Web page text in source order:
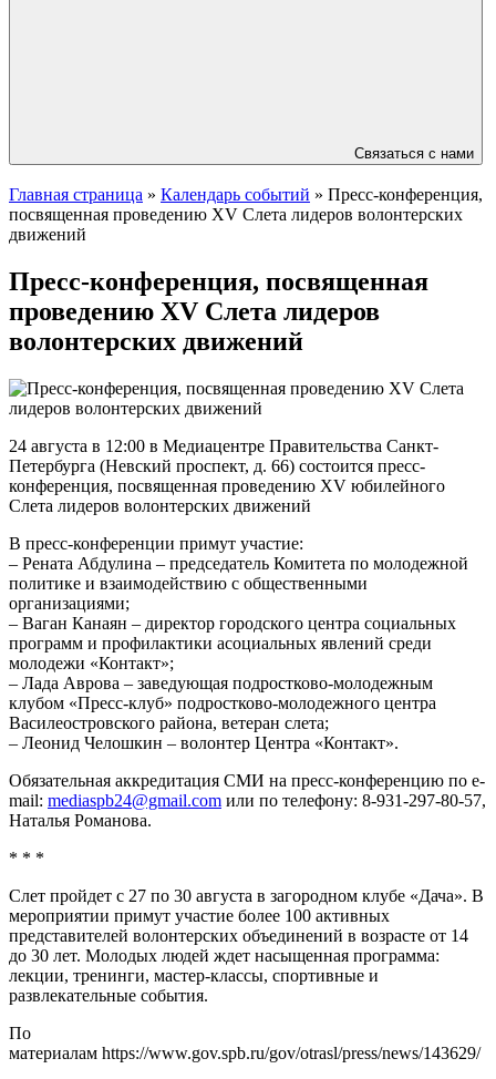
Связаться с нами
Главная страница » Календарь событий » Пресс-конференция,
посвященная проведению XV Слета лидеров волонтерских
движений
Пресс-конференция, посвященная
проведению XV Слета лидеров
волонтерских движений
24 августа в 12:00 в Медиацентре Правительства Санкт-
Петербурга (Невский проспект, д. 66) состоится пресс-
конференция, посвященная проведению XV юбилейного
Слета лидеров волонтерских движений
В пресс-конференции примут участие:
– Рената Абдулина – председатель Комитета по молодежной
политике и взаимодействию с общественными
организациями;
– Ваган Канаян – директор городского центра социальных
программ и профилактики асоциальных явлений среди
молодежи «Контакт»;
– Лада Аврова – заведующая подростково-молодежным
клубом «Пресс-клуб» подростково-молодежного центра
Василеостровского района, ветеран слета;
– Леонид Челошкин – волонтер Центра «Контакт».
Обязательная аккредитация СМИ на пресс-конференцию по e-
mail: mediaspb24@gmail.com или по телефону: 8-931-297-80-57,
Наталья Романова.
* * *
Слет пройдет с 27 по 30 августа в загородном клубе «Дача». В
мероприятии примут участие более 100 активных
представителей волонтерских объединений в возрасте от 14
до 30 лет. Молодых людей ждет насыщенная программа:
лекции, тренинги, мастер-классы, спортивные и
развлекательные события.
По
материалам https://www.gov.spb.ru/gov/otrasl/press/news/143629/